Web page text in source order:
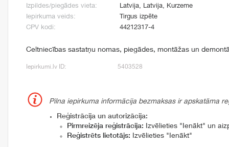
Izpildes/piegādes vieta:
Latvija, Latvija, Kurzeme
Iepirkuma veids:
Tirgus izpēte
CPV kodi:
44212317-4
Celtniecības sastatņu nomas, piegādes, montāžas un
Iepirkumi.lv ID: 5403528
Pilna iepirkuma informācija bezmaksas ir apskatāma
Reģistrācija un autorizācija:
Pirmreizēja reģistrācija: Izvēlieties "Ienākt" un
Reģistrēts lietotājs: Izvēlieties "Ienākt"